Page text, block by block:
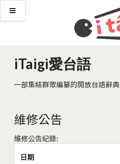
iTaigi愛台語
一部集結群眾編纂的開放台語辭典
維修公告
維修公告紀錄:
日期